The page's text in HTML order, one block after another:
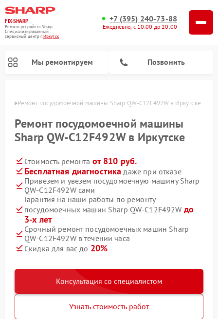
FIX-SHARP
Ремонт устройств Sharp
Специализированный
cервисный центр г.Иркутск
+7 (395) 240-73-88
Ежедневно, с 10:00 до 20:00
Мы ремонтируем Позвонить
Ремонт посудомоечной машины Sharp QW-C12F492W в Иркутске
Ремонт посудомоечной машины
Sharp QW-C12F492W в Иркутске
Стоимость ремонта от 810 руб.
Бесплатная диагностика даже при отказе
Привезем и увезем посудомоечную машину Sharp
QW-C12F492W сами
Гарантия на наши работы по ремонту
посудомоечных машин Sharp QW-C12F492W до
3-х лет
Срочный ремонт посудомоечных машин Sharp
QW-C12F492W в течении часа
Скидка для вас до 20%
Консультация со специалистом
Узнать стоимость работ